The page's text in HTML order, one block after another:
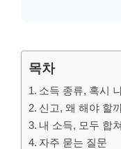
목차
소득 종류, 혹시
신고, 왜 해야 할
내 소득, 모두 합
자주 묻는 질문